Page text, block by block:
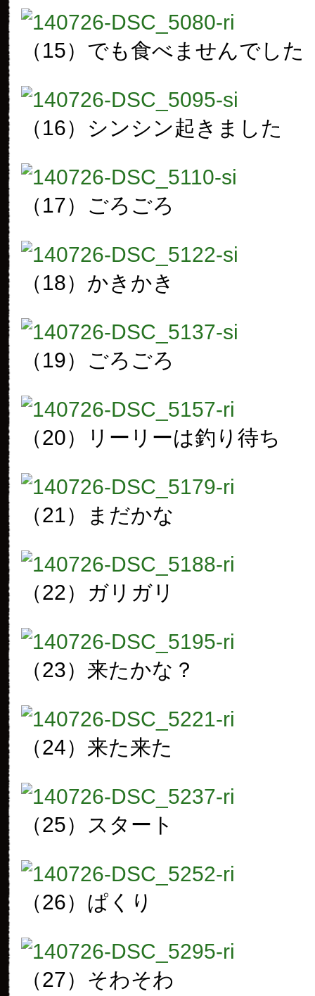
（15）でも食べませんでした
（16）シンシン起きました
（17）ごろごろ
（18）かきかき
（19）ごろごろ
（20）リーリーは釣り待ち
（21）まだかな
（22）ガリガリ
（23）来たかな？
（24）来た来た
（25）スタート
（26）ぱくり
（27）そわそわ